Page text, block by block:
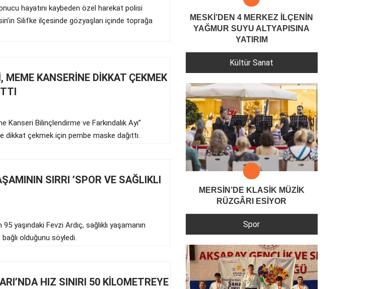
hayatını kaybeden özel harekat polisi
Silifke ilçesinde gözyaşları içinde toprağa
MEME KANSERİNE DİKKAT ÇEKMEK
Kanseri Bilinçlendirme ve Farkındalık Ayı”
dikkat çekmek için pembe maske dağıttı.
SIRRI ’SPOR VE SAĞLIKLI
yaşındaki Fevzi Ardıç, sağlıklı yaşamanın
bağlı olduğunu söyledi.
HIZ SINIRI 50 KİLOMETREYE
MESKİ’DEN 4 MERKEZ İLÇENİN
YAĞMUR SUYU ALTYAPISINA
YATIRIM
Kültür Sanat
MERSİN’DE KLASİK MÜZİK
RÜZGÂRI ESİYOR
Spor